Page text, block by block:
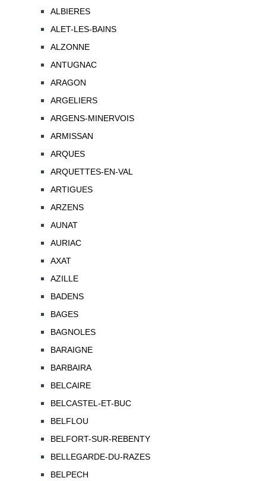
ALBIERES
ALET-LES-BAINS
ALZONNE
ANTUGNAC
ARAGON
ARGELIERS
ARGENS-MINERVOIS
ARMISSAN
ARQUES
ARQUETTES-EN-VAL
ARTIGUES
ARZENS
AUNAT
AURIAC
AXAT
AZILLE
BADENS
BAGES
BAGNOLES
BARAIGNE
BARBAIRA
BELCAIRE
BELCASTEL-ET-BUC
BELFLOU
BELFORT-SUR-REBENTY
BELLEGARDE-DU-RAZES
BELPECH